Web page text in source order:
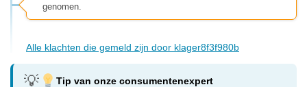
genomen.
Alle klachten die gemeld zijn door klager8f3f980b
Tip van onze consumentenexpert